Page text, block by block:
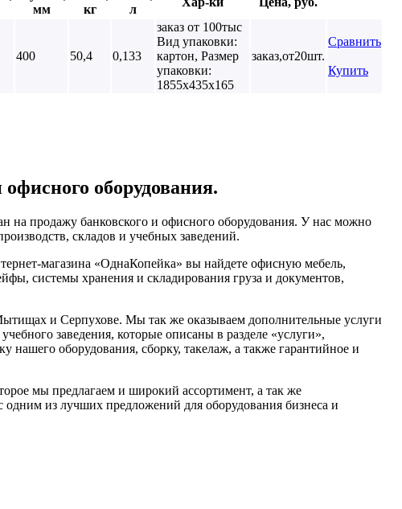
мм
кг
л
400 50,4 0,133
заказ от 100тыс
Вид упаковки:
картон, Размер
упаковки:
1855х435х165
заказ,от20шт.
Сравнить
Купить
оборудования.
на продажу банковского и офисного оборудования. У нас можно
складов и учебных заведений.
магазина «ОднаКопейка» вы найдете офисную мебель,
системы хранения и складирования груза и документов,
и Серпухове. Мы так же оказываем дополнительные услуги
заведения, которые описаны в разделе «услуги»,
нашего оборудования, сборку, такелаж, а также гарантийное и
мы предлагаем и широкий ассортимент, а так же
одним из лучших предложений для оборудования бизнеса и